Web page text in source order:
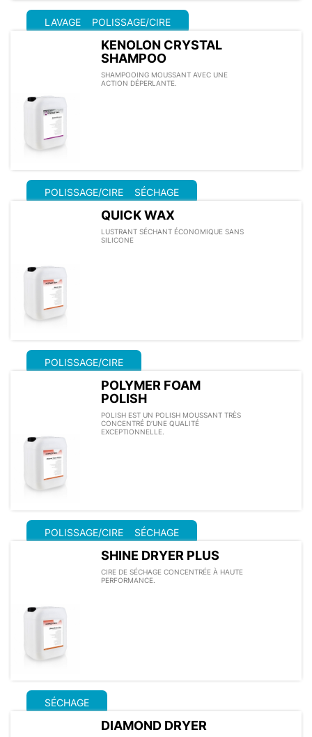
LAVAGE POLISSAGE/CIRE
KENOLON CRYSTAL
SHAMPOO
SHAMPOOING MOUSSANT AVEC UNE
ACTION DÉPERLANTE.
POLISSAGE/CIRE SÉCHAGE
QUICK WAX
LUSTRANT SÉCHANT ÉCONOMIQUE SANS
SILICONE
POLISSAGE/CIRE
POLYMER FOAM
POLISH
POLISH EST UN POLISH MOUSSANT TRÈS
CONCENTRÉ D’UNE QUALITÉ
EXCEPTIONNELLE.
POLISSAGE/CIRE SÉCHAGE
SHINE DRYER PLUS
CIRE DE SÉCHAGE CONCENTRÉE À HAUTE
PERFORMANCE.
SÉCHAGE
DIAMOND DRYER